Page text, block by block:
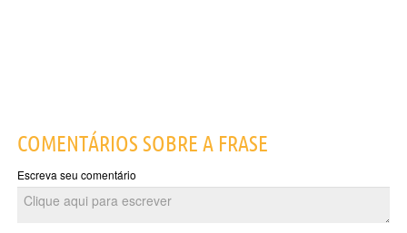
COMENTÁRIOS SOBRE A FRASE
Escreva seu comentário